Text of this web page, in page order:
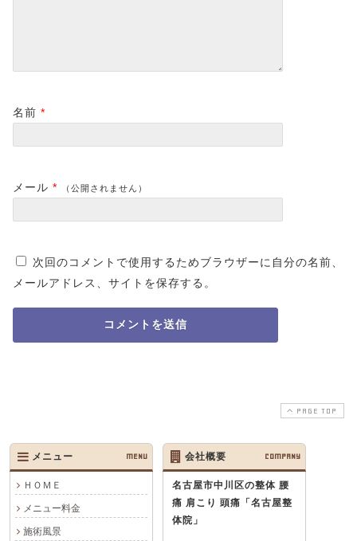
名前 *
メール * （公開されません）
次回のコメントで使用するためブラウザーに自分の名前、
メールアドレス、サイトを保存する。
PAGE TOP
メニュー MENU
ＨＯＭＥ
メニュー料金
施術風景
会社概要 COMPANY
名古屋市中川区の整体 腰
痛 肩こり 頭痛 「名古屋整
体院」